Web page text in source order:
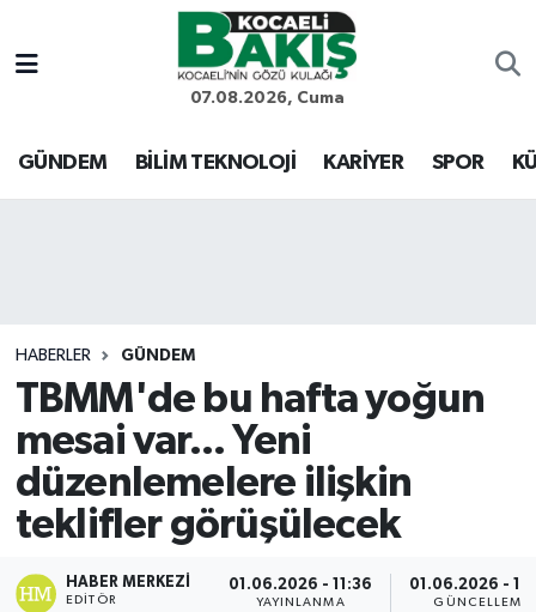
07.08.2026, Cuma
GÜNDEM BİLİM TEKNOLOJİ KARİYER SPOR
HABERLER GÜNDEM
TBMM'de bu hafta yoğun
mesai var... Yeni
düzenlemelere ilişkin
teklifler görüşülecek
HABER MERKEZI
EDITÖR
01.06.2026 - 11:36
YAYINLANMA
01.06.2026 -
GÜNCELLEME
Kocaeli Nöbetçi Eczaneler
Kocaeli Hava Durumu
Son Dakika Haberleri
Haber Arşivi